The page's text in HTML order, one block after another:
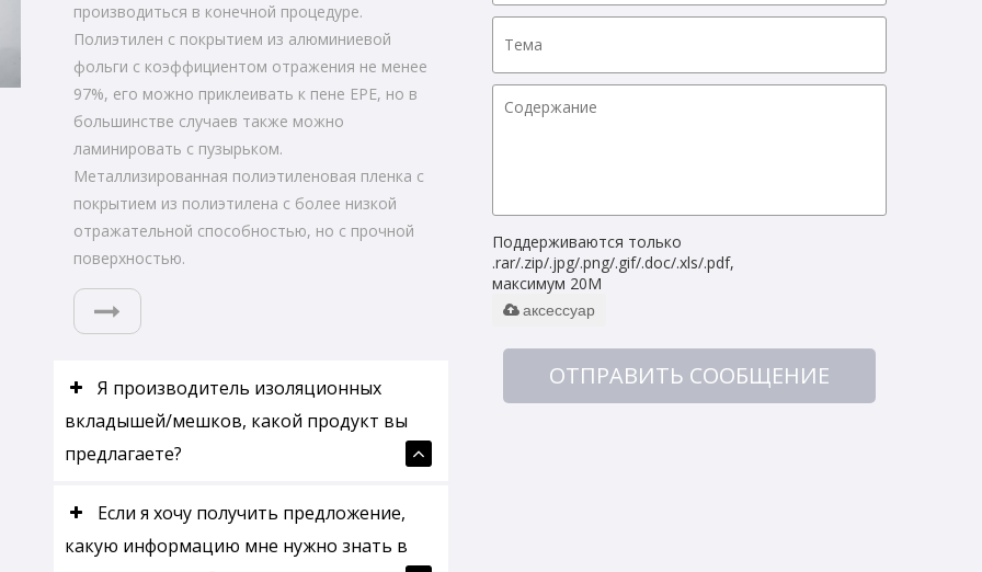
производиться в конечной процедуре.
Полиэтилен с покрытием из алюминиевой
фольги с коэффициентом отражения не менее
97%, его можно приклеивать к пене EPE, но в
большинстве случаев также можно
ламинировать с пузырьком.
Металлизированная полиэтиленовая пленка с
покрытием из полиэтилена с более низкой
отражательной способностью, но с прочной
поверхностью.
Я производитель изоляционных
вкладышей/мешков, какой продукт вы
предлагаете?
Если я хочу получить предложение,
какую информацию мне нужно знать в
Поддерживаются только
.rar/.zip/.jpg/.png/.gif/.doc/.xls/.pdf,
максимум 20M
аксессуар
ОТПРАВИТЬ СООБЩЕНИЕ